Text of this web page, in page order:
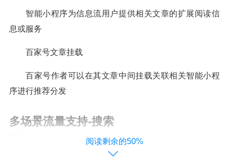
智能小程序为信息流用户提供相关文章的扩展阅读信
息或服务
百家号文章挂载
百家号作者可以在其文章中间挂载关联相关智能小程
序进行推荐分发
多场景流量支持-搜索
阅读剩余的50%